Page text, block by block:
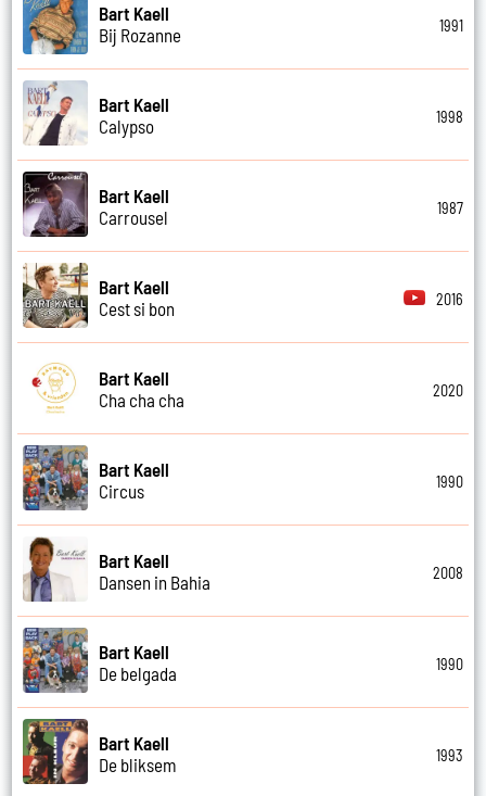
Bart Kaell
Bij Rozanne
1991
Bart Kaell
Calypso
1998
Bart Kaell
Carrousel
1987
Bart Kaell
Cest si bon
2016
Bart Kaell
Cha cha cha
2020
Bart Kaell
Circus
1990
Bart Kaell
Dansen in Bahia
2008
Bart Kaell
De belgada
1990
Bart Kaell
De bliksem
1993